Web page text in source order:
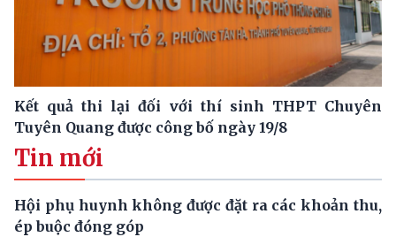
Kết quả thi lại đối với thí sinh THPT Chuyên
Tuyên Quang được công bố ngày 19/8
Tin mới
Hội phụ huynh không được đặt ra các khoản thu,
ép buộc đóng góp